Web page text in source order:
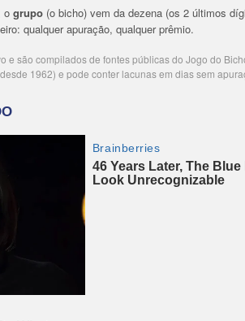
o grupo (o bicho) vem da dezena (os 2 últimos
qualquer apuração, qualquer prêmio.
e são compilados de fontes públicas do Jogo do
1962) e pode conter lacunas em dias sem